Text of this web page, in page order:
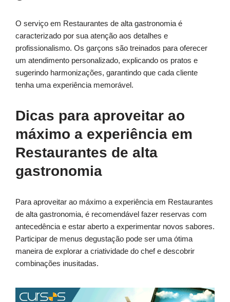
O serviço em Restaurantes de alta gastronomia é
caracterizado por sua atenção aos detalhes e
profissionalismo. Os garçons são treinados para oferecer
um atendimento personalizado, explicando os pratos e
sugerindo harmonizações, garantindo que cada cliente
tenha uma experiência memorável.
Dicas para aproveitar ao
máximo a experiência em
Restaurantes de alta
gastronomia
Para aproveitar ao máximo a experiência em Restaurantes
de alta gastronomia, é recomendável fazer reservas com
antecedência e estar aberto a experimentar novos sabores.
Participar de menus degustação pode ser uma ótima
maneira de explorar a criatividade do chef e descobrir
combinações inusitadas.